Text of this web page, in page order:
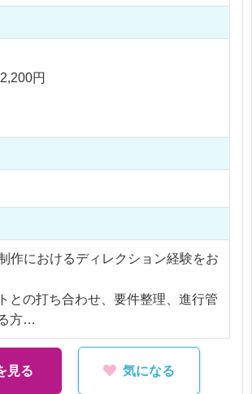
ントや社内メンバーとの打ち合わ
進行管理、制作スケジュールの調
・エンジニアへの指示出し、外部パ
携など、案件全体を円滑に進めるた
ョン業務を担当いただきます。
インターネット企業グループの一員
模の大きなWebプロジェクトや大手
る機会もあります。
がらも、全国規模の案件に携われる
です。
状況に応じて、グループ内の制作体
ートナーも活用しながら、案件を止
る方を歓迎します。
ェクトまで幅広い案件があるため、
理や外注管理の経験を活かせる環境
円
円
〜 5,000,000円
優遇
給
内
作におけるディレクション経験をお
との打ち合わせ、要件整理、進行管
方
エンジニアなど制作メンバーへの指
本的な流れを理解している方
見る 気になる